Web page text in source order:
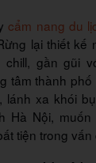
cẩm nang du
lại thiết kế
gần gũi
tâm thành
lánh xa khói
Hà Nội,
tiện trong